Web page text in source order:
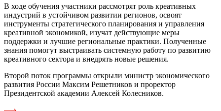
В ходе обучения участники рассмотрят роль креативных
индустрий в устойчивом развитии регионов, освоят
инструменты стратегического планирования и управления
креативной экономикой, изучат действующие меры
поддержки и лучшие региональные практики. Полученные
знания помогут выстраивать системную работу по развитию
креативного сектора и внедрять новые решения.
Второй поток программы открыли министр экономического
развития России Максим Решетников и проректор
Президентской академии Алексей Колесников.